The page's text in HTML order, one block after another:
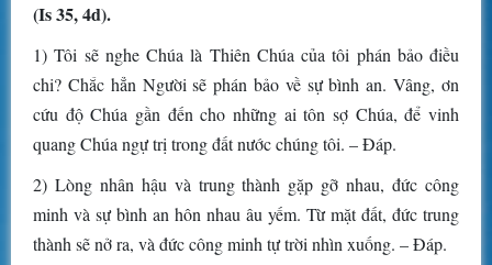
(Is 35, 4d).
1) Tôi sẽ nghe Chúa là Thiên Chúa của tôi phán bảo điều
chi? Chắc hẳn Người sẽ phán bảo về sự bình an. Vâng, ơn
cứu độ Chúa gần đến cho những ai tôn sợ Chúa, để vinh
quang Chúa ngự trị trong đất nước chúng tôi. – Đáp.
2) Lòng nhân hậu và trung thành gặp gỡ nhau, đức công
minh và sự bình an hôn nhau âu yếm. Từ mặt đất, đức trung
thành sẽ nở ra, và đức công minh tự trời nhìn xuống. – Đáp.